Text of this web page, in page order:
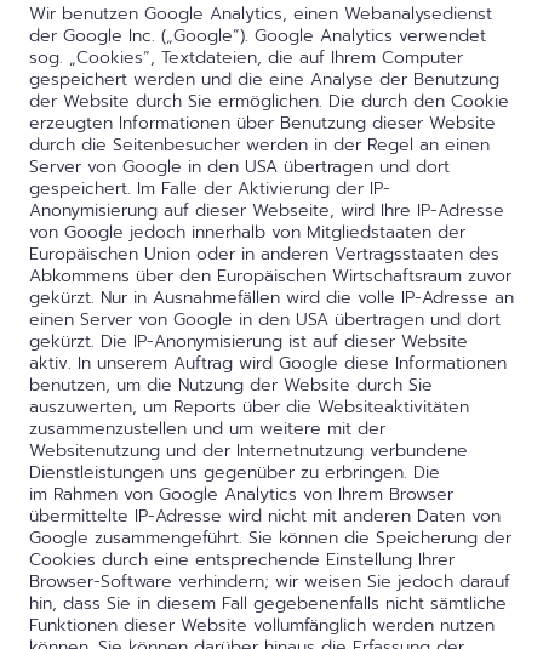
Wir benutzen Google Analytics, einen Webanalysedienst
der Google Inc. („Google“). Google Analytics verwendet
sog. „Cookies“, Textdateien, die auf Ihrem Computer
gespeichert werden und die eine Analyse der Benutzung
der Website durch Sie ermöglichen. Die durch den Cookie
erzeugten Informationen über Benutzung dieser Website
durch die Seitenbesucher werden in der Regel an einen
Server von Google in den USA übertragen und dort
gespeichert. Im Falle der Aktivierung der IP-
Anonymisierung auf dieser Webseite, wird Ihre IP-Adresse
von Google jedoch innerhalb von Mitgliedstaaten der
Europäischen Union oder in anderen Vertragsstaaten des
Abkommens über den Europäischen Wirtschaftsraum zuvor
gekürzt. Nur in Ausnahmefällen wird die volle IP-Adresse an
einen Server von Google in den USA übertragen und dort
gekürzt. Die IP-Anonymisierung ist auf dieser Website
aktiv. In unserem Auftrag wird Google diese Informationen
benutzen, um die Nutzung der Website durch Sie
auszuwerten, um Reports über die Websiteaktivitäten
zusammenzustellen und um weitere mit der
Websitenutzung und der Internetnutzung verbundene
Dienstleistungen uns gegenüber zu erbringen. Die
im Rahmen von Google Analytics von Ihrem Browser
übermittelte IP-Adresse wird nicht mit anderen Daten von
Google zusammengeführt. Sie können die Speicherung der
Cookies durch eine entsprechende Einstellung Ihrer
Browser-Software verhindern; wir weisen Sie jedoch darauf
hin, dass Sie in diesem Fall gegebenenfalls nicht sämtliche
Funktionen dieser Website vollumfänglich werden nutzen